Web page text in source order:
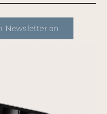
Newsletter an